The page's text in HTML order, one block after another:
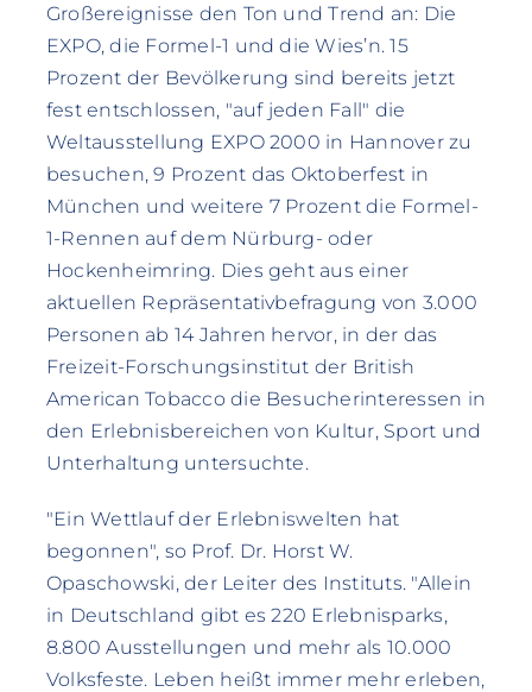
Großereignisse den Ton und Trend an: Die
EXPO, die Formel-1 und die Wies’n. 15
Prozent der Bevölkerung sind bereits jetzt
fest entschlossen, "auf jeden Fall" die
Weltausstellung EXPO 2000 in Hannover zu
besuchen, 9 Prozent das Oktoberfest in
München und weitere 7 Prozent die Formel-
1-Rennen auf dem Nürburg- oder
Hockenheimring. Dies geht aus einer
aktuellen Repräsentativbefragung von 3.000
Personen ab 14 Jahren hervor, in der das
Freizeit-Forschungsinstitut der British
American Tobacco die Besucherinteressen in
den Erlebnisbereichen von Kultur, Sport und
Unterhaltung untersuchte.
"Ein Wettlauf der Erlebniswelten hat
begonnen", so Prof. Dr. Horst W.
Opaschowski, der Leiter des Instituts. "Allein
in Deutschland gibt es 220 Erlebnisparks,
8.800 Ausstellungen und mehr als 10.000
Volksfeste. Leben heißt immer mehr erleben,